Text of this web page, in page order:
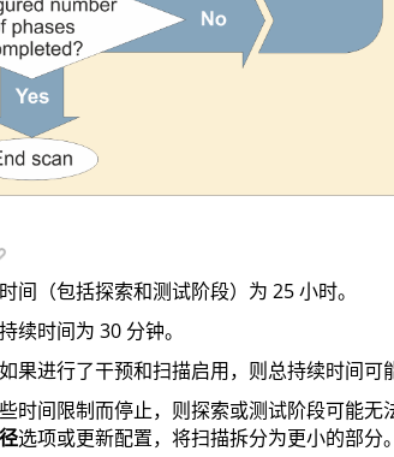
间（包括探索和测试阶段）为 25 小时。
续时间为 30 分钟。
果进行了干预和扫描启用，则总持续时间可
时间限制而停止，则探索或测试阶段可能无
选项或更新配置，将扫描拆分为更小的部分。